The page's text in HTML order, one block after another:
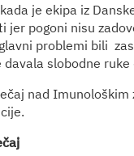
je ekipa iz
jer pogoni nisu
problemi bili
slobodne
nad